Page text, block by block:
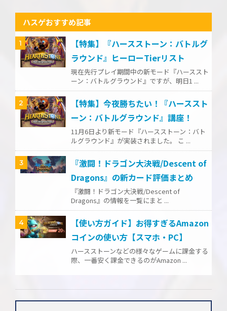
ハスゲおすすめ記事
1
【特集】『ハースストーン：バトルグ
ラウンド』ヒーローTierリスト
現在先行プレイ期間中の新モード『ハーススト
ーン：バトルグラウンド』ですが、明日1 ...
2
【特集】今夜勝ちたい！『ハーススト
ーン：バトルグラウンド』講座！
11月6日より新モード『ハースストーン：バト
ルグラウンド』が実装されました。 こ ...
3
『激闘！ドラゴン大決戦/Descent of
Dragons』の新カード評価まとめ
『激闘！ドラゴン大決戦/Descent of
Dragons』の情報を一覧にまと ...
4
【使い方ガイド】お得すぎるAmazon
コインの使い方【スマホ・PC】
ハースストーンなどの様々なゲームに課金する
際、一番安く課金できるのがAmazon ...